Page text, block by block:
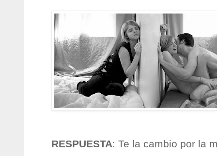
RESPUESTA: Te la cambio por la